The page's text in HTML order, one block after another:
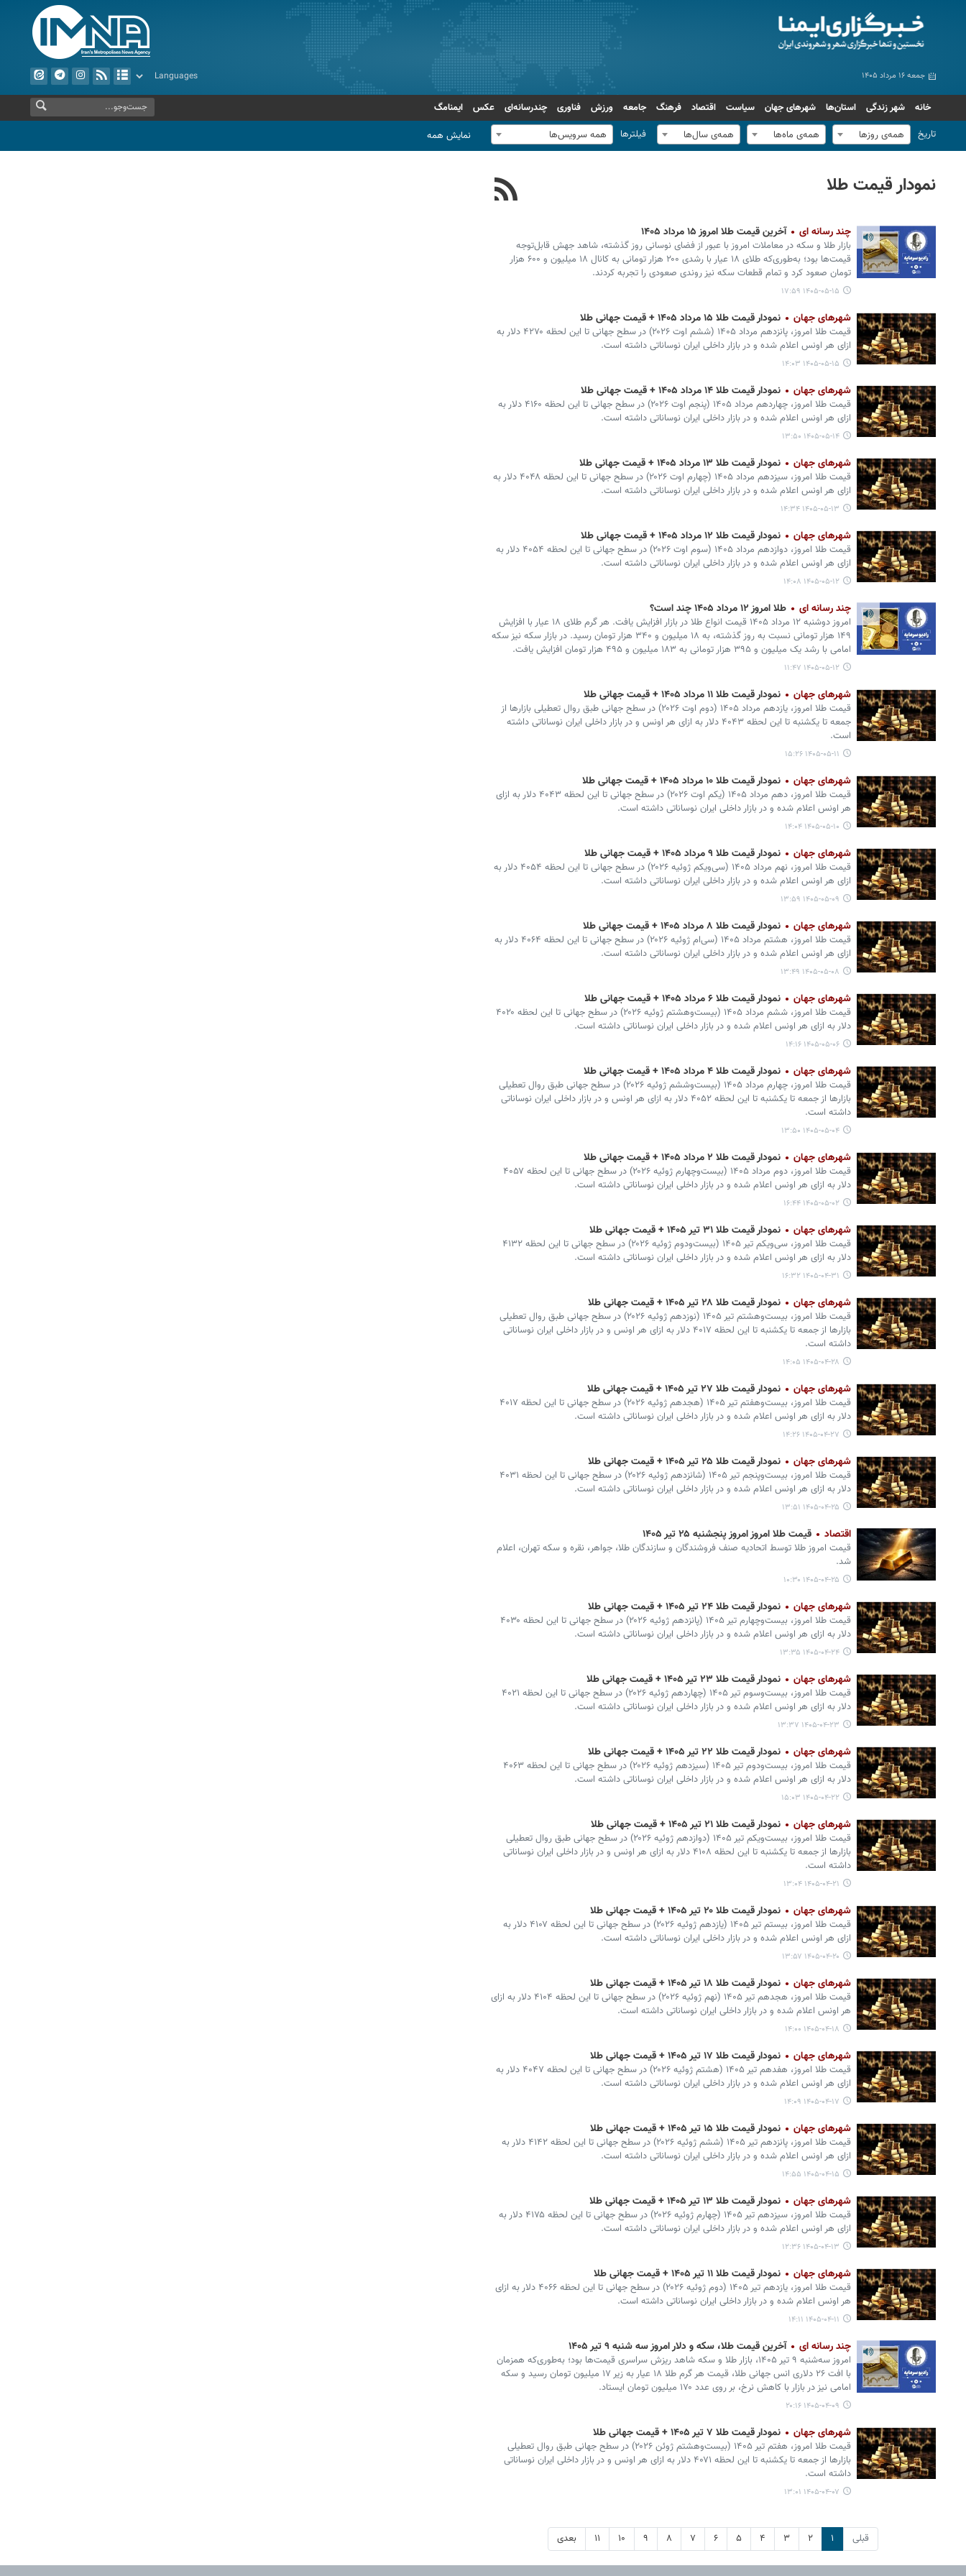
جمعه ۱۶ مرداد ۱۴۰۵
خانه شهر زندگی استان‌ها شهرهای جهان سیاست اقتصاد فرهنگ جامعه ورزش فناوری چندرسانه‌ای عکس
ایمنامگ
تاریخ
همه‌ی روزها همه‌ی ماه‌ها همه‌ی سال‌ها فیلترها همه سرویس‌ها نمایش همه
نمودار قیمت طلا
چند رسانه ای آخرین قیمت طلا امروز ۱۵ مرداد ۱۴۰۵
بازار طلا و سکه در معاملات امروز با عبور از فضای نوسانی روز گذشته، شاهد جهش قابل‌توجه
قیمت‌ها بود؛ به‌طوری‌که طلای ۱۸ عیار با رشدی ۲۰۰ هزار تومانی به کانال ۱۸ میلیون و ۶۰۰ هزار
تومان صعود کرد و تمام قطعات سکه نیز روندی صعودی را تجربه کردند.
۱۴۰۵-۰۵-۱۵ ۱۷:۵۹
شهرهای جهان نمودار قیمت طلا ۱۵ مرداد ۱۴۰۵ + قیمت جهانی طلا
قیمت طلا امروز، پانزدهم مرداد ۱۴۰۵ (‌ششم اوت ۲۰۲۶) در سطح جهانی تا این لحظه ۴۲۷۰ دلار به
ازای هر اونس اعلام شده و در بازار داخلی ایران نوساناتی داشته است.
۱۴۰۵-۰۵-۱۵ ۱۴:۰۳
شهرهای جهان نمودار قیمت طلا ۱۴ مرداد ۱۴۰۵ + قیمت جهانی طلا
قیمت طلا امروز، چهاردهم مرداد ۱۴۰۵ (‌پنجم اوت ۲۰۲۶) در سطح جهانی تا این لحظه ۴۱۶۰ دلار به
ازای هر اونس اعلام شده و در بازار داخلی ایران نوساناتی داشته است.
۱۴۰۵-۰۵-۱۴ ۱۳:۵۰
شهرهای جهان نمودار قیمت طلا ۱۳ مرداد ۱۴۰۵ + قیمت جهانی طلا
قیمت طلا امروز، سیزدهم مرداد ۱۴۰۵ (‌چهارم اوت ۲۰۲۶) در سطح جهانی تا این لحظه ۴۰۴۸ دلار به
ازای هر اونس اعلام شده و در بازار داخلی ایران نوساناتی داشته است.
۱۴۰۵-۰۵-۱۳ ۱۴:۳۴
شهرهای جهان نمودار قیمت طلا ۱۲ مرداد ۱۴۰۵ + قیمت جهانی طلا
قیمت طلا امروز، دوازدهم مرداد ۱۴۰۵ (‌سوم اوت ۲۰۲۶) در سطح جهانی تا این لحظه ۴۰۵۴ دلار به
ازای هر اونس اعلام شده و در بازار داخلی ایران نوساناتی داشته است.
۱۴۰۵-۰۵-۱۲ ۱۴:۰۸
چند رسانه ای طلا امروز ۱۲ مرداد ۱۴۰۵ چند است؟
امروز دوشنبه ۱۲ مرداد ۱۴۰۵ قیمت انواع طلا در بازار افزایش یافت. هر گرم طلای ۱۸ عیار با افزایش
۱۴۹ هزار تومانی نسبت به روز گذشته، به ۱۸ میلیون و ۳۴۰ هزار تومان رسید. در بازار سکه نیز سکه
امامی با رشد یک میلیون و ۳۹۵ هزار تومانی به ۱۸۳ میلیون و ۴۹۵ هزار تومان افزایش یافت.
۱۴۰۵-۰۵-۱۲ ۱۱:۴۷
شهرهای جهان نمودار قیمت طلا ۱۱ مرداد ۱۴۰۵ + قیمت جهانی طلا
قیمت طلا امروز، یازدهم مرداد ۱۴۰۵ (‌دوم اوت ۲۰۲۶) در سطح جهانی طبق روال تعطیلی بازارها از
جمعه تا یکشنبه تا این لحظه ۴۰۴۳ دلار به ازای هر اونس و در بازار داخلی ایران نوساناتی داشته
است.
۱۴۰۵-۰۵-۱۱ ۱۵:۲۶
شهرهای جهان نمودار قیمت طلا ۱۰ مرداد ۱۴۰۵ + قیمت جهانی طلا
قیمت طلا امروز، دهم مرداد ۱۴۰۵ (‌یکم اوت ۲۰۲۶) در سطح جهانی تا این لحظه ۴۰۴۳ دلار به ازای
هر اونس اعلام شده و در بازار داخلی ایران نوساناتی داشته است.
۱۴۰۵-۰۵-۱۰ ۱۴:۰۴
شهرهای جهان نمودار قیمت طلا ۹ مرداد ۱۴۰۵ + قیمت جهانی طلا
قیمت طلا امروز، نهم مرداد ۱۴۰۵ (‌سی‌ویکم ژوئیه ۲۰۲۶) در سطح جهانی تا این لحظه ۴۰۵۴ دلار به
ازای هر اونس اعلام شده و در بازار داخلی ایران نوساناتی داشته است.
۱۴۰۵-۰۵-۰۹ ۱۳:۵۹
شهرهای جهان نمودار قیمت طلا ۸ مرداد ۱۴۰۵ + قیمت جهانی طلا
قیمت طلا امروز، هشتم مرداد ۱۴۰۵ (‌سی‌ام ژوئیه ۲۰۲۶) در سطح جهانی تا این لحظه ۴۰۶۴ دلار به
ازای هر اونس اعلام شده و در بازار داخلی ایران نوساناتی داشته است.
۱۴۰۵-۰۵-۰۸ ۱۳:۴۹
شهرهای جهان نمودار قیمت طلا ۶ مرداد ۱۴۰۵ + قیمت جهانی طلا
قیمت طلا امروز، ششم مرداد ۱۴۰۵ (‌بیست‌وهشتم ژوئیه ۲۰۲۶) در سطح جهانی تا این لحظه ۴۰۲۰
دلار به ازای هر اونس اعلام شده و در بازار داخلی ایران نوساناتی داشته است.
۱۴۰۵-۰۵-۰۶ ۱۴:۱۶
شهرهای جهان نمودار قیمت طلا ۴ مرداد ۱۴۰۵ + قیمت جهانی طلا
قیمت طلا امروز، چهارم مرداد ۱۴۰۵ (‌بیست‌وششم ژوئیه ۲۰۲۶) در سطح جهانی طبق روال تعطیلی
بازارها از جمعه تا یکشنبه تا این لحظه ۴۰۵۲ دلار به ازای هر اونس و در بازار داخلی ایران نوساناتی
داشته است.
۱۴۰۵-۰۵-۰۴ ۱۳:۵۰
شهرهای جهان نمودار قیمت طلا ۲ مرداد ۱۴۰۵ + قیمت جهانی طلا
قیمت طلا امروز، دوم مرداد ۱۴۰۵ (‌بیست‌وچهارم ژوئیه ۲۰۲۶) در سطح جهانی تا این لحظه ۴۰۵۷
دلار به ازای هر اونس اعلام شده و در بازار داخلی ایران نوساناتی داشته است.
۱۴۰۵-۰۵-۰۲ ۱۶:۴۴
شهرهای جهان نمودار قیمت طلا ۳۱ تیر ۱۴۰۵ + قیمت جهانی طلا
قیمت طلا امروز، سی‌ویکم تیر ۱۴۰۵ (‌بیست‌ودوم ژوئیه ۲۰۲۶) در سطح جهانی تا این لحظه ۴۱۳۲
دلار به ازای هر اونس اعلام شده و در بازار داخلی ایران نوساناتی داشته است.
۱۴۰۵-۰۴-۳۱ ۱۶:۳۲
شهرهای جهان نمودار قیمت طلا ۲۸ تیر ۱۴۰۵ + قیمت جهانی طلا
قیمت طلا امروز، بیست‌وهشتم تیر ۱۴۰۵ (‌نوزدهم ژوئیه ۲۰۲۶) در سطح جهانی طبق روال تعطیلی
بازارها از جمعه تا یکشنبه تا این لحظه ۴۰۱۷ دلار به ازای هر اونس و در بازار داخلی ایران نوساناتی
داشته است.
۱۴۰۵-۰۴-۲۸ ۱۴:۰۵
شهرهای جهان نمودار قیمت طلا ۲۷ تیر ۱۴۰۵ + قیمت جهانی طلا
قیمت طلا امروز، بیست‌وهفتم تیر ۱۴۰۵ (‌هجدهم ژوئیه ۲۰۲۶) در سطح جهانی تا این لحظه ۴۰۱۷
دلار به ازای هر اونس اعلام شده و در بازار داخلی ایران نوساناتی داشته است.
۱۴۰۵-۰۴-۲۷ ۱۴:۲۶
شهرهای جهان نمودار قیمت طلا ۲۵ تیر ۱۴۰۵ + قیمت جهانی طلا
قیمت طلا امروز، بیست‌وپنجم تیر ۱۴۰۵ (‌شانزدهم ژوئیه ۲۰۲۶) در سطح جهانی تا این لحظه ۴۰۳۱
دلار به ازای هر اونس اعلام شده و در بازار داخلی ایران نوساناتی داشته است.
۱۴۰۵-۰۴-۲۵ ۱۳:۵۱
اقتصاد قیمت طلا امروز امروز پنجشنبه ۲۵ تیر ۱۴۰۵
قیمت امروز طلا توسط اتحادیه صنف فروشندگان و سازندگان طلا، جواهر، نقره و سکه تهران، اعلام
شد.
۱۴۰۵-۰۴-۲۵ ۱۰:۳۰
شهرهای جهان نمودار قیمت طلا ۲۴ تیر ۱۴۰۵ + قیمت جهانی طلا
قیمت طلا امروز، بیست‌وچهارم تیر ۱۴۰۵ (‌پانزدهم ژوئیه ۲۰۲۶) در سطح جهانی تا این لحظه ۴۰۳۰
دلار به ازای هر اونس اعلام شده و در بازار داخلی ایران نوساناتی داشته است.
۱۴۰۵-۰۴-۲۴ ۱۳:۳۵
شهرهای جهان نمودار قیمت طلا ۲۳ تیر ۱۴۰۵ + قیمت جهانی طلا
قیمت طلا امروز، بیست‌وسوم تیر ۱۴۰۵ (‌چهاردهم ژوئیه ۲۰۲۶) در سطح جهانی تا این لحظه ۴۰۲۱
دلار به ازای هر اونس اعلام شده و در بازار داخلی ایران نوساناتی داشته است.
۱۴۰۵-۰۴-۲۳ ۱۳:۳۷
شهرهای جهان نمودار قیمت طلا ۲۲ تیر ۱۴۰۵ + قیمت جهانی طلا
قیمت طلا امروز، بیست‌ودوم تیر ۱۴۰۵ (‌سیزدهم ژوئیه ۲۰۲۶) در سطح جهانی تا این لحظه ۴۰۶۳
دلار به ازای هر اونس اعلام شده و در بازار داخلی ایران نوساناتی داشته است.
۱۴۰۵-۰۴-۲۲ ۱۵:۰۳
شهرهای جهان نمودار قیمت طلا ۲۱ تیر ۱۴۰۵ + قیمت جهانی طلا
قیمت طلا امروز، بیست‌ویکم تیر ۱۴۰۵ (‌دوازدهم ژوئیه ۲۰۲۶) در سطح جهانی طبق روال تعطیلی
بازارها از جمعه تا یکشنبه تا این لحظه ۴۱۰۸ دلار به ازای هر اونس و در بازار داخلی ایران نوساناتی
داشته است.
۱۴۰۵-۰۴-۲۱ ۱۳:۰۴
شهرهای جهان نمودار قیمت طلا ۲۰ تیر ۱۴۰۵ + قیمت جهانی طلا
قیمت طلا امروز، بیستم تیر ۱۴۰۵ (‌یازدهم ژوئیه ۲۰۲۶) در سطح جهانی تا این لحظه ۴۱۰۷ دلار به
ازای هر اونس اعلام شده و در بازار داخلی ایران نوساناتی داشته است.
۱۴۰۵-۰۴-۲۰ ۱۳:۵۷
شهرهای جهان نمودار قیمت طلا ۱۸ تیر ۱۴۰۵ + قیمت جهانی طلا
قیمت طلا امروز، هجدهم تیر ۱۴۰۵ (‌نهم ژوئیه ۲۰۲۶) در سطح جهانی تا این لحظه ۴۱۰۴ دلار به ازای
هر اونس اعلام شده و در بازار داخلی ایران نوساناتی داشته است.
۱۴۰۵-۰۴-۱۸ ۱۴:۰۰
شهرهای جهان نمودار قیمت طلا ۱۷ تیر ۱۴۰۵ + قیمت جهانی طلا
قیمت طلا امروز، هفدهم تیر ۱۴۰۵ (‌هشتم ژوئیه ۲۰۲۶) در سطح جهانی تا این لحظه ۴۰۴۷ دلار به
ازای هر اونس اعلام شده و در بازار داخلی ایران نوساناتی داشته است.
۱۴۰۵-۰۴-۱۷ ۱۴:۰۹
شهرهای جهان نمودار قیمت طلا ۱۵ تیر ۱۴۰۵ + قیمت جهانی طلا
قیمت طلا امروز، پانزدهم تیر ۱۴۰۵ (‌ششم ژوئیه ۲۰۲۶) در سطح جهانی تا این لحظه ۴۱۴۲ دلار به
ازای هر اونس اعلام شده و در بازار داخلی ایران نوساناتی داشته است.
۱۴۰۵-۰۴-۱۵ ۱۴:۵۵
شهرهای جهان نمودار قیمت طلا ۱۳ تیر ۱۴۰۵ + قیمت جهانی طلا
قیمت طلا امروز، سیزدهم تیر ۱۴۰۵ (‌چهارم ژوئیه ۲۰۲۶) در سطح جهانی تا این لحظه ۴۱۷۵ دلار به
ازای هر اونس اعلام شده و در بازار داخلی ایران نوساناتی داشته است.
۱۴۰۵-۰۴-۱۳ ۱۲:۳۶
شهرهای جهان نمودار قیمت طلا ۱۱ تیر ۱۴۰۵ + قیمت جهانی طلا
قیمت طلا امروز، یازدهم تیر ۱۴۰۵ (‌دوم ژوئیه ۲۰۲۶) در سطح جهانی تا این لحظه ۴۰۶۶ دلار به ازای
هر اونس اعلام شده و در بازار داخلی ایران نوساناتی داشته است.
۱۴۰۵-۰۴-۱۱ ۱۴:۱۱
چند رسانه ای آخرین قیمت طلا، سکه و دلار امروز سه شنبه ۹ تیر ۱۴۰۵
امروز سه‌شنبه ۹ تیر ۱۴۰۵، بازار طلا و سکه شاهد ریزش سراسری قیمت‌ها بود؛ به‌طوری‌که همزمان
با افت ۲۶ دلاری انس جهانی طلا، قیمت هر گرم طلا ۱۸ عیار به زیر ۱۷ میلیون تومان رسید و سکه
امامی نیز در بازار با کاهش نرخ، بر روی عدد ۱۷۰ میلیون تومان ایستاد.
۱۴۰۵-۰۴-۰۹ ۲۰:۱۶
شهرهای جهان نمودار قیمت طلا ۷ تیر ۱۴۰۵ + قیمت جهانی طلا
قیمت طلا امروز، هفتم تیر ۱۴۰۵ (‌بیست‌وهشتم ژوئن ۲۰۲۶) در سطح جهانی طبق روال تعطیلی
بازارها از جمعه تا یکشنبه تا این لحظه ۴۰۷۱ دلار به ازای هر اونس و در بازار داخلی ایران نوساناتی
داشته است.
۱۴۰۵-۰۴-۰۷ ۱۳:۰۱
قبلی ۱ ۲ ۳ ۴ ۵ ۶ ۷ ۸ ۹ ۱۰ ۱۱ بعدی